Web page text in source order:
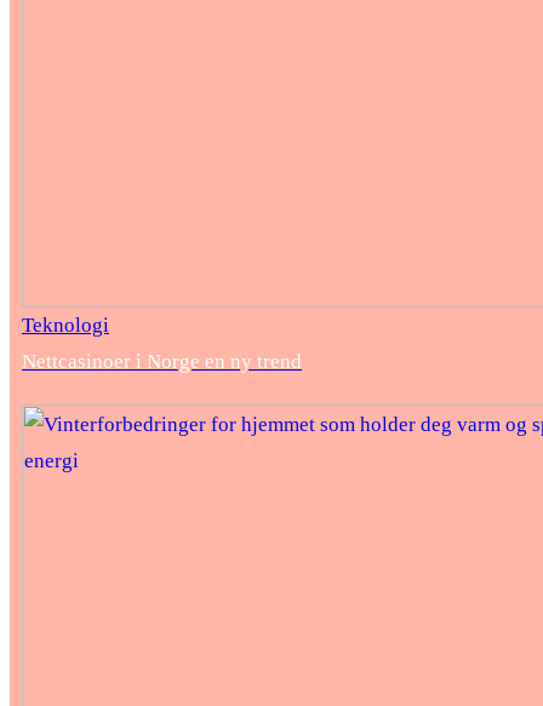
Teknologi
Nettcasinoer i Norge en ny trend